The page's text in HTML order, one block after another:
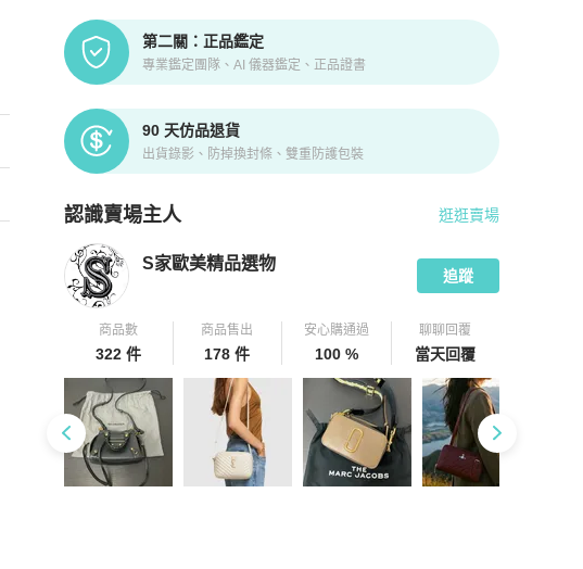
第二關：正品鑑定
專業鑑定團隊、AI 儀器鑑定、正品證書
90 天仿品退貨
出貨錄影、防掉換封條、雙重防護包裝
認識賣場主人
PopChill 拍拍圈嚴選賣家
逛逛賣場
S家歐美精品選物
追蹤
商品數
322 件
商品售出
178 件
安心購通過
100 %
聊聊回覆
當天回覆